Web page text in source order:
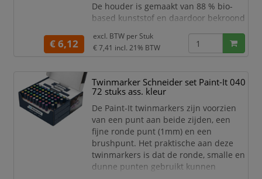
De houder is gemaakt van 88 % bio-
based kunststof en daardoor bekroond
milieukeurmerk "Blauer Engel". De
flexibele premium penseelpunt geeft
ingekapselde punt zorgt ervoor dat er
geen ongewenste verbuiging van de
€ 6,12
excl. BTW per Stuk
€ 7,41 incl. 21% BTW
Twinmarker Schneider set Paint-It 040
72 stuks ass. kleur
De Paint-It twinmarkers zijn voorzien
van een punt aan beide zijden, een
fijne ronde punt (1mm) en een
brushpunt. Het praktische aan deze
twinmarkers is dat de ronde, smalle en
dunne punten gebruikt kunnen